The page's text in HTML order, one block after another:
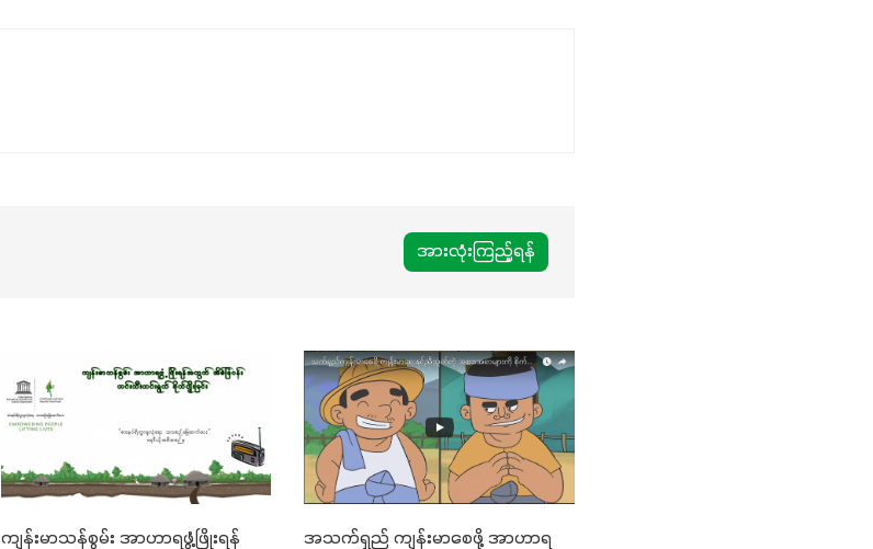
အားလုံးကြည့်ရန်
ကျန်းမာသန်စွမ်း အာဟာရဖွံ့ဖြိုးရန်
အသက်ရှည် ကျန်းမာစေဖို့ အာဟာရ